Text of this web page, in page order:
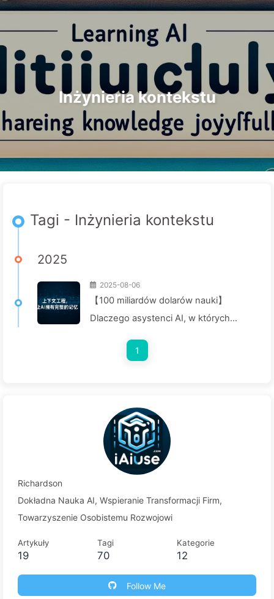
Szukaj Strona główna Archiwa Tagi
Kategorie Linki O nas 🇵🇱 Polski
Inżynieria kontekstu
Tagi - Inżynieria kontekstu
2025
2025-08-06
【100 miliardów dolarów nauki】
Dlaczego asystenci AI, w których
fortunę, cierpią na "amnezję" w
wydajności? — Powoli ucz się AI 169
1
Richardson
Dokładna Nauka AI, Wspieranie Transformacji Firm,
Towarzyszenie Osobistemu Rozwojowi
Artykuły
19
Tagi
70
Kategorie
12
Follow Me